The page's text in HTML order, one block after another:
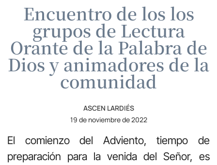
Encuentro de los los
grupos de Lectura
Orante de la Palabra de
Dios y animadores de la
comunidad
ASCEN LARDIÉS
19 de noviembre de 2022
El comienzo del Adviento, tiempo de
preparación para la venida del Señor, es